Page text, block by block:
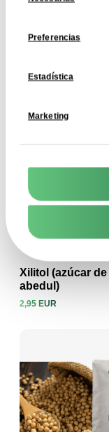
de
Preferencias
Estadística
Marketing
13,92 EUR
Ver producto
Xilitol (azúcar de
abedul)
2,95 EUR